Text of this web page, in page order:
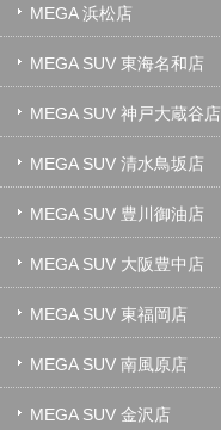
MEGA 浜松店
MEGA SUV 東海名和店
MEGA SUV 神戸大蔵谷店
MEGA SUV 清水鳥坂店
MEGA SUV 豊川御油店
MEGA SUV 大阪豊中店
MEGA SUV 東福岡店
MEGA SUV 南風原店
MEGA SUV 金沢店